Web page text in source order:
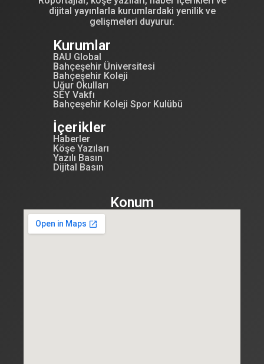
dijital yayınlarla kurumlardaki yenilik ve
gelişmeleri duyurur.
Kurumlar
BAU Global
Bahçeşehir Üniversitesi
Bahçeşehir Koleji
Uğur Okulları
SEY Vakfı
Bahçeşehir Koleji Spor Kulübü
İçerikler
Haberler
Köşe Yazıları
Yazılı Basın
Dijital Basın
Konum